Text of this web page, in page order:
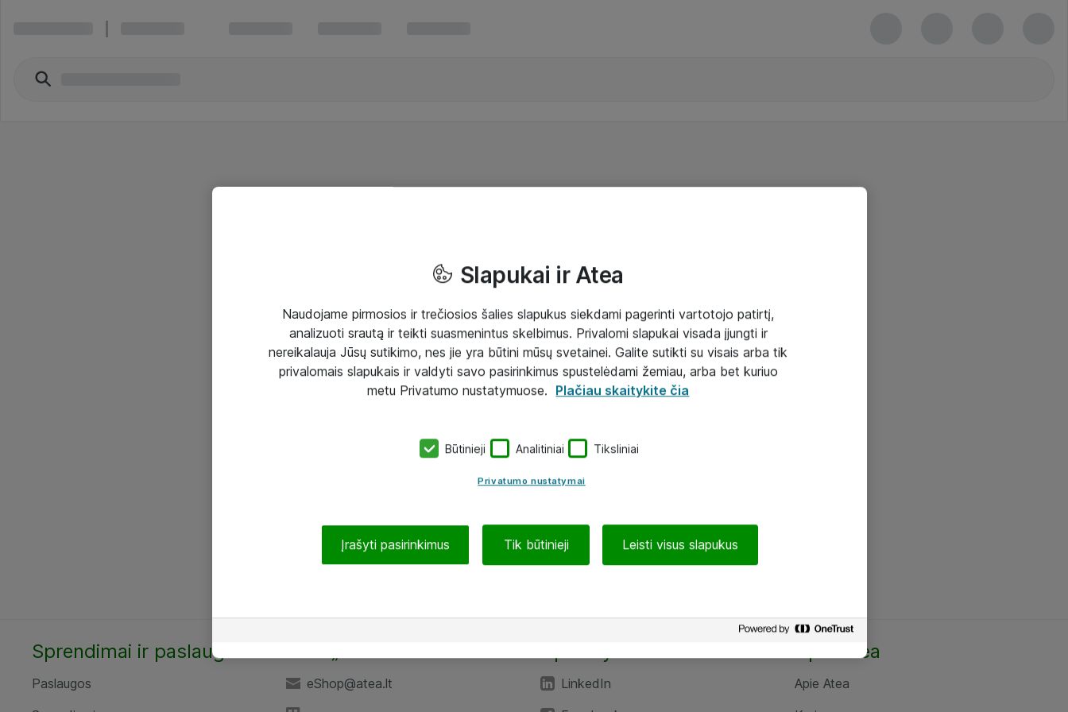
Sprendimai ir paslaugos
Paslaugos
eShop@atea.lt
LinkedIn
Apie Atea
Apie Atea
Slapukai ir Atea
Naudojame pirmosios ir trečiosios šalies slapukus siekdami pagerinti vartotojo patirtį,
analizuoti srautą ir teikti suasmenintus skelbimus. Privalomi slapukai visada įjungti ir
nereikalauja Jūsų sutikimo, nes jie yra būtini mūsų svetainei. Galite sutikti su visais arba tik
privalomais slapukais ir valdyti savo pasirinkimus spustelėdami žemiau, arba bet kuriuo
metu Privatumo nustatymuose. Plačiau skaitykite čia
Būtinieji Analitiniai Tiksliniai
Privatumo nustatymai
Įrašyti pasirinkimus Tik būtinieji Leisti visus slapukus